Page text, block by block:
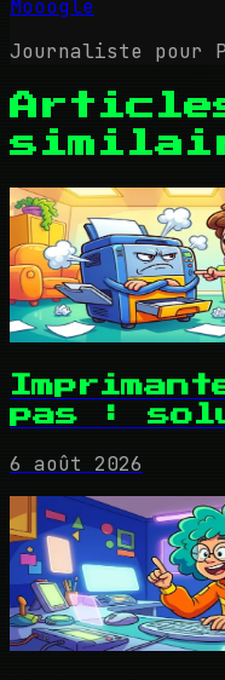
Mooogle
Journaliste pour
pas :
6 août 2026